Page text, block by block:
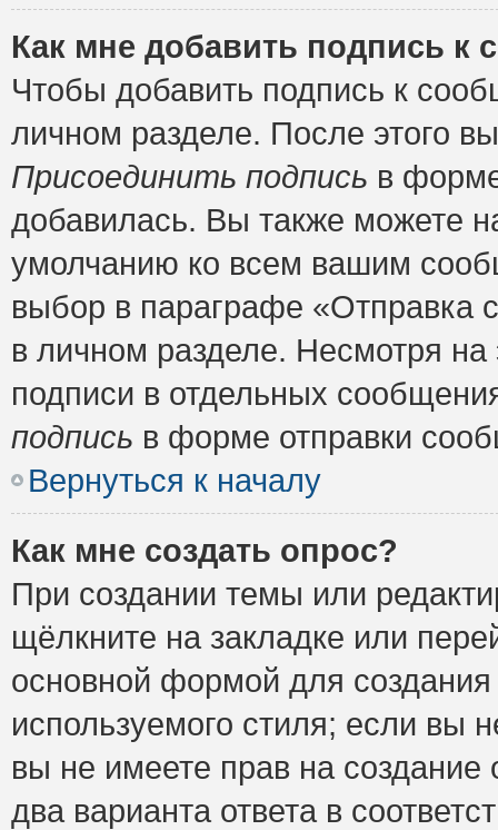
Как мне добавить подпись к
Чтобы добавить подпись к
личном разделе. После этого
Присоединить подпись в
добавилась. Вы также можете
умолчанию ко всем вашим
выбор в параграфе «Отправка
в личном разделе. Несмотря
подписи в отдельных
подпись в форме отправки
Вернуться к началу
Как мне создать опрос?
При создании темы или
щёлкните на закладке или
основной формой для
используемого стиля; если вы
вы не имеете прав на
два варианта ответа в